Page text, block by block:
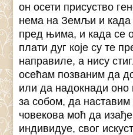
он осети присуство
нема на Земљи и када
пред њима, и када се
плати дуг које су те
направиле, а нису
осећам позваним да
или да надокнади оно
за собом, да
човекова моћ да
индивидуе, свог